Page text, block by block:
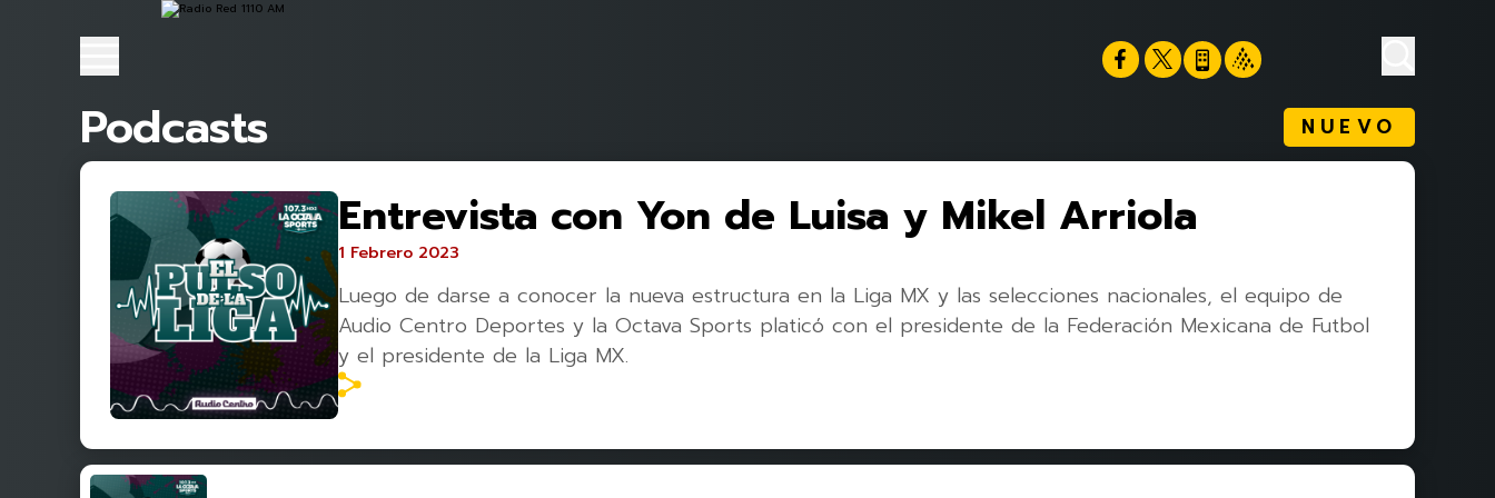
Podcasts NUEVO
Entrevista con Yon de Luisa y Mikel Arriola
1 Febrero 2023
Luego de darse a conocer la nueva estructura en la Liga MX y las selecciones nacionales, el equipo de
Audio Centro Deportes y la Octava Sports platicó con el presidente de la Federación Mexicana de Futbol
y el presidente de la Liga MX.